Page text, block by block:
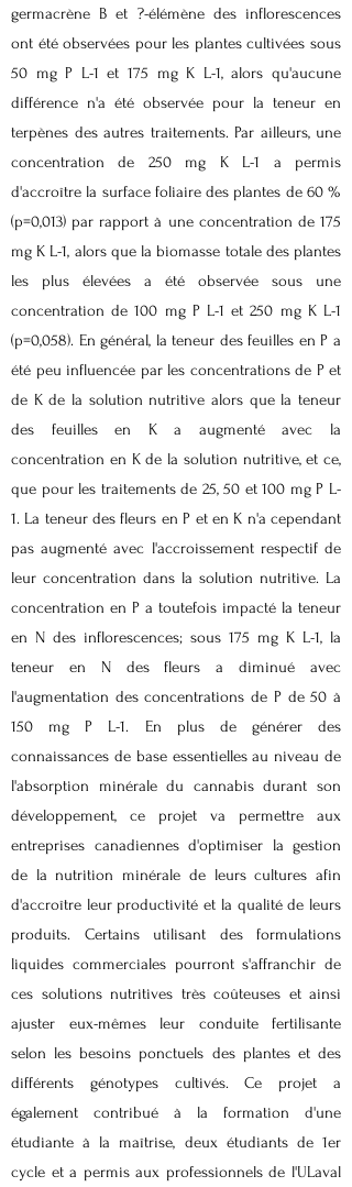
germacrène B et ?-élémène des inflorescences
ont été observées pour les plantes cultivées sous
50 mg P L-1 et 175 mg K L-1, alors qu'aucune
différence n'a été observée pour la teneur en
terpènes des autres traitements. Par ailleurs, une
concentration de 250 mg K L-1 a permis
d'accroître la surface foliaire des plantes de 60 %
(p=0,013) par rapport à une concentration de 175
mg K L-1, alors que la biomasse totale des plantes
les plus élevées a été observée sous une
concentration de 100 mg P L-1 et 250 mg K L-1
(p=0,058). En général, la teneur des feuilles en P a
été peu influencée par les concentrations de P et
de K de la solution nutritive alors que la teneur
des feuilles en K a augmenté avec la
concentration en K de la solution nutritive, et ce,
que pour les traitements de 25, 50 et 100 mg P L-
1. La teneur des fleurs en P et en K n'a cependant
pas augmenté avec l'accroissement respectif de
leur concentration dans la solution nutritive. La
concentration en P a toutefois impacté la teneur
en N des inflorescences; sous 175 mg K L-1, la
teneur en N des fleurs a diminué avec
l'augmentation des concentrations de P de 50 à
150 mg P L-1. En plus de générer des
connaissances de base essentielles au niveau de
l'absorption minérale du cannabis durant son
développement, ce projet va permettre aux
entreprises canadiennes d'optimiser la gestion
de la nutrition minérale de leurs cultures afin
d'accroître leur productivité et la qualité de leurs
produits. Certains utilisant des formulations
liquides commerciales pourront s'affranchir de
ces solutions nutritives très coûteuses et ainsi
ajuster eux-mêmes leur conduite fertilisante
selon les besoins ponctuels des plantes et des
différents génotypes cultivés. Ce projet a
également contribué à la formation d'une
étudiante à la maîtrise, deux étudiants de 1er
cycle et a permis aux professionnels de l'ULaval